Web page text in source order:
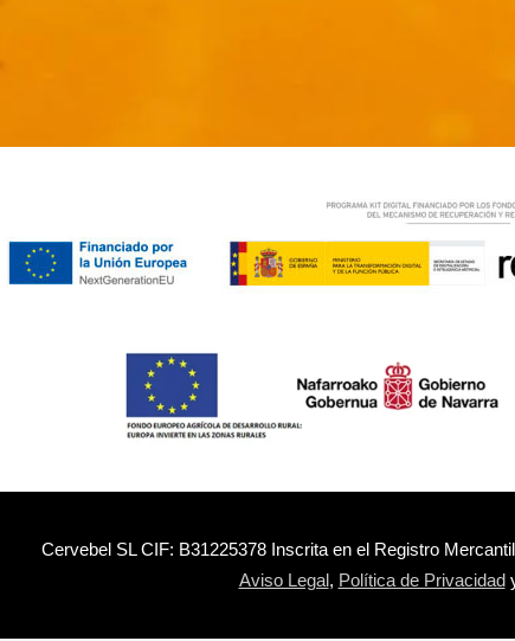
Cervebel SL CIF: B31225378 Inscrita en el Registro
Aviso Legal, Política de Privacidad